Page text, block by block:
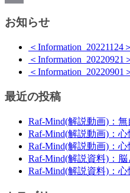
お知らせ
＜Information_20221124＞
＜Information_20220921
＜Information_20220901
最近の投稿
Raf-Mind(解説動画)：
Raf-Mind(解説動画)：
Raf-Mind(解説動画)：
Raf-Mind(解説資料)：
Raf-Mind(解説資料)：